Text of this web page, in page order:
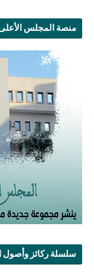
منصة المجلس
سلسلة ركائز وأصول النجاح - 10 اجزاء -